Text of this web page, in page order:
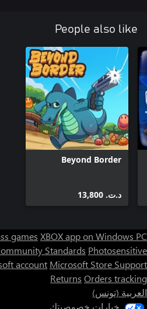
People also like
Beyond Border
د.ت.‏ 13,800
games XBOX app on Windows PC
Standards Photosensitive
account Microsoft Store Support
Returns Orders tracking
العربية (تونس)
خيارات خصوصيتك